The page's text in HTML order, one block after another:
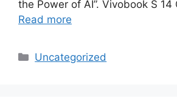
the Power of AI”. Vivobook S 14
Read more
Categories
Uncategorized